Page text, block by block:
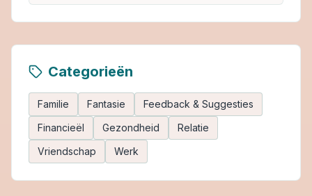
Categorieën
Familie Fantasie
Feedback & Suggesties
Financieël
Gezondheid
Relatie
Vriendschap
Werk